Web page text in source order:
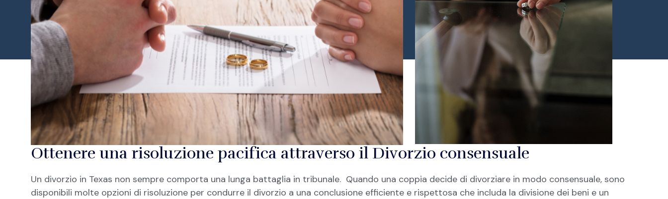
Ottenere una risoluzione pacifica attraverso il Divorzio consensuale
Un divorzio in Texas non sempre comporta una lunga battaglia in tribunale. Quando una coppia decide di divorziare in modo consensuale, sono
disponibili molte opzioni di risoluzione per condurre il divorzio a una conclusione efficiente e rispettosa che includa la divisione dei beni e un